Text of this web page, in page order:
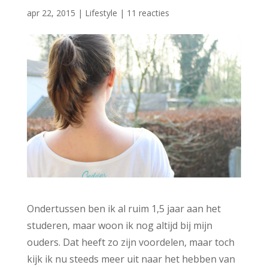
apr 22, 2015 | Lifestyle | 11 reacties
Ondertussen ben ik al ruim 1,5 jaar aan het
studeren, maar woon ik nog altijd bij mijn
ouders. Dat heeft zo zijn voordelen, maar toch
kijk ik nu steeds meer uit naar het hebben van